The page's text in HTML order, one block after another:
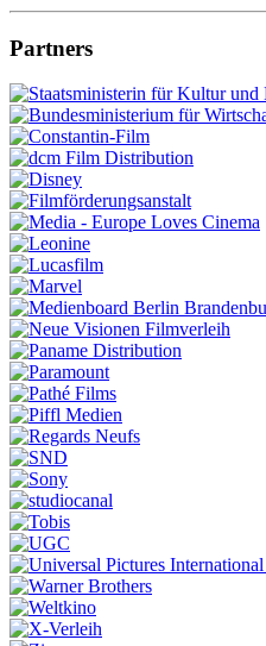
Partners